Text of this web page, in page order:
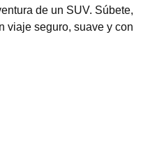
de un SUV. Súbete,
viaje seguro, suave y con